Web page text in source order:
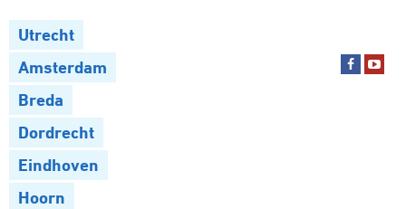
Utrecht
Amsterdam
Breda
Dordrecht
Eindhoven
Hoorn